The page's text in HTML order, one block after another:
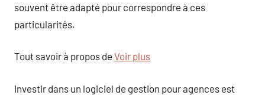
souvent être adapté pour correspondre à ces
particularités.
Tout savoir à propos de Voir plus
Investir dans un logiciel de gestion pour agences est